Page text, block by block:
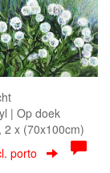
| Op doek
2 x (70x100cm)
porto